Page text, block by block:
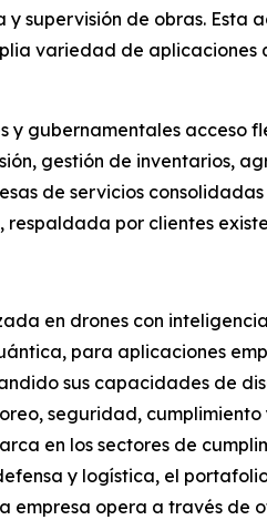
de obras. Esta
variedad de aplicaciones
y gubernamentales acceso
gestión de inventarios,
de servicios
por clientes
en drones con
para aplicaciones
sus capacidades de
seguridad,
en los sectores de
y logística, el
opera a través de